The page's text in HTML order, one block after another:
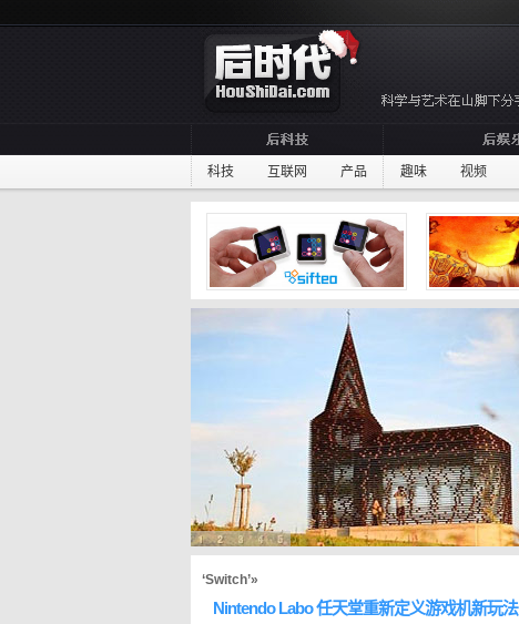
科技 互联网 产品 趣味 视频
‘Switch’»
Nintendo Labo 任天堂重新定义游戏机新玩法